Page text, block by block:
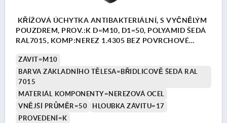
KŘÍŽOVÁ ÚCHYTKA ANTIBAKTERIÁLNÍ, S VYČNĚLÝM
POUZDREM, PROV.:K D=M10, D1=50, POLYAMID ŠEDÁ
RAL7015, KOMP:NEREZ 1.4305 BEZ POVRCHOVÉ
ZÁVIT=M10
BARVA ZÁKLADNÍHO TĚLESA=BŘIDLICOVĚ ŠEDÁ RAL
7015
MATERIÁL KOMPONENTY=NEREZOVÁ OCEL
VNĚJŠÍ PRŮMĚR=50
HLOUBKA ZÁVITU=17
PROVEDENÍ=K